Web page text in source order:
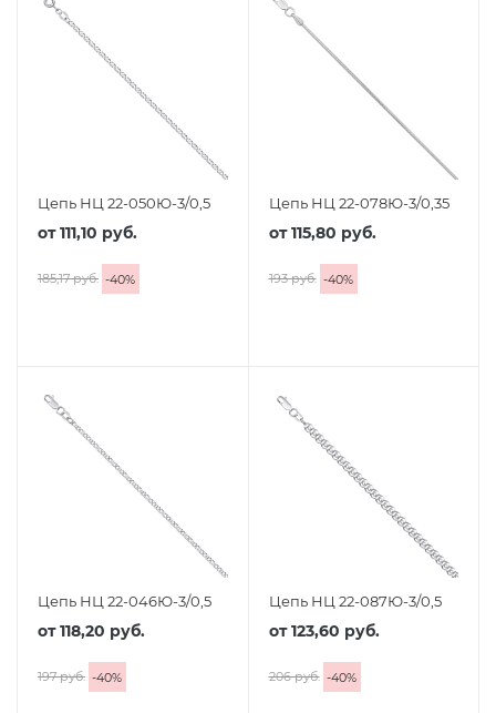
Цепь НЦ 22-050Ю-3/0,5
от111,10 руб.
185,17 руб. -40%
Цепь НЦ 22-078Ю-3/0,35
от115,80 руб.
193 руб. -40%
Цепь НЦ 22-046Ю-3/0,5
от118,20 руб.
197 руб. -40%
Цепь НЦ 22-087Ю-3/0,5
от123,60 руб.
206 руб. -40%